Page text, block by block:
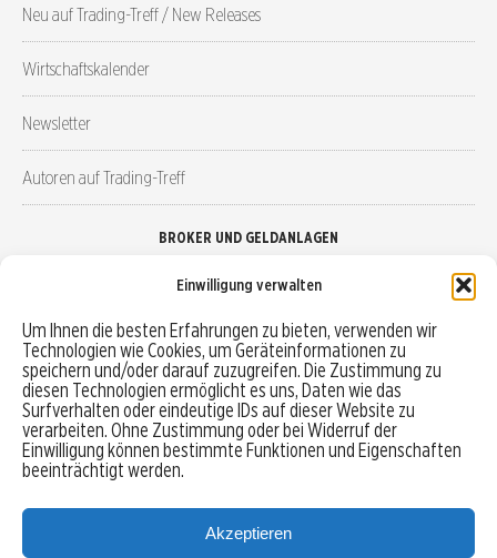
Einwilligung verwalten
Um Ihnen die besten Erfahrungen zu bieten, verwenden wir
Technologien wie Cookies, um Geräteinformationen zu
speichern und/oder darauf zuzugreifen. Die Zustimmung zu
diesen Technologien ermöglicht es uns, Daten wie das
Surfverhalten oder eindeutige IDs auf dieser Website zu
verarbeiten. Ohne Zustimmung oder bei Widerruf der
Einwilligung können bestimmte Funktionen und Eigenschaften
beeinträchtigt werden.
Akzeptieren
Neu auf Trading-Treff / New Releases
Wirtschaftskalender
Newsletter
Autoren auf Trading-Treff
BROKER UND GELDANLAGEN
Robo-Advisor vergleichen
Depotvergleich
Festgeld vergleichen
Tagesgeld vergleichen